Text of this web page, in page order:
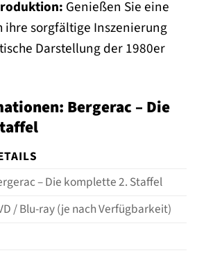
Genießen Sie eine
ihre sorgfältige Inszenierung
Darstellung der 1980er
Bergerac – Die
– Die komplette 2. Staffel
/ Blu-ray (je nach Verfügbarkeit)